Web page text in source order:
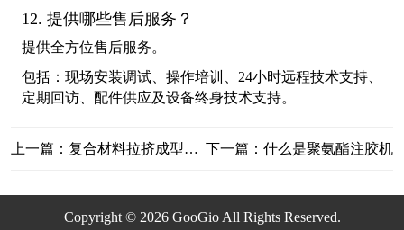
12. 提供哪些售后服务？
提供全方位售后服务。
包括：现场安装调试、操作培训、24小时远程技术支持、
定期回访、配件供应及设备终身技术支持。
上一篇：复合材料拉挤成型工艺的全面介绍 下一篇：什么是聚氨酯注胶机‌
Copyright © 2026 GooGio All Rights Reserved.